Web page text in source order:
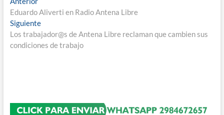
de
entradas
anterior:
Eduardo Aliverti en Radio Antena Libre
SiguienteEntrada
siguiente:
Los trabajador@s de Antena Libre reclaman que cambien sus
condiciones de trabajo